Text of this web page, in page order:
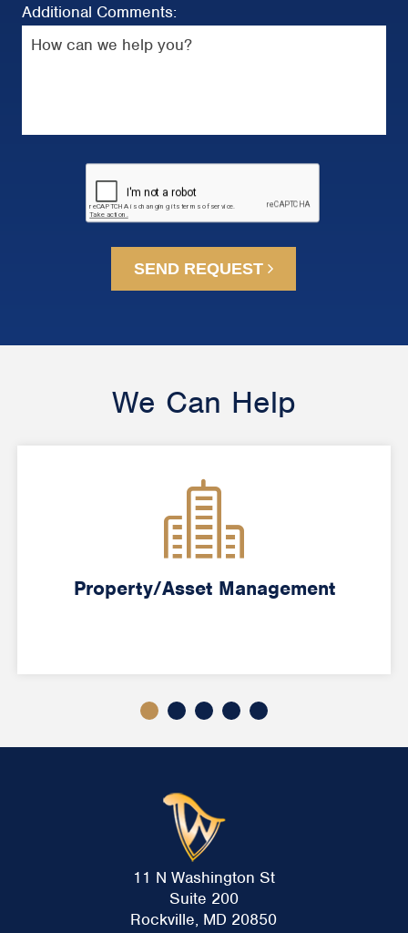
Additional Comments:
SEND REQUEST
We Can Help
Property/Asset Management
11 N Washington St
Suite 200
Rockville, MD 20850